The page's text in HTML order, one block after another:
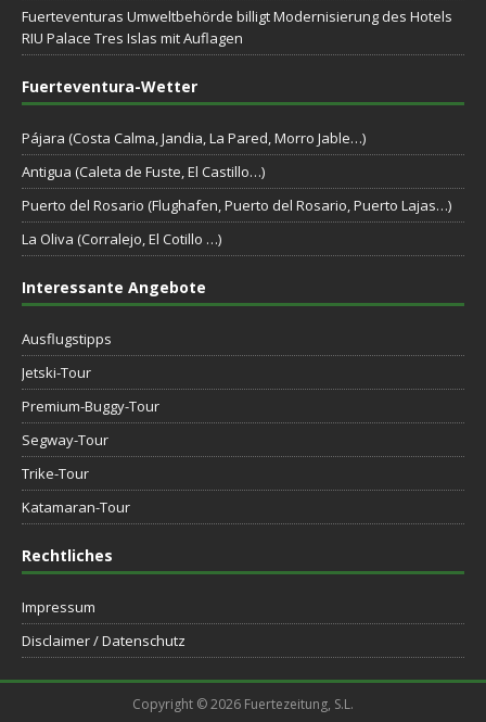
Fuerteventuras Umweltbehörde billigt Modernisierung des Hotels
RIU Palace Tres Islas mit Auflagen
Fuerteventura-Wetter
Pájara (Costa Calma, Jandia, La Pared, Morro Jable…)
Antigua (Caleta de Fuste, El Castillo…)
Puerto del Rosario (Flughafen, Puerto del Rosario, Puerto Lajas…)
La Oliva (Corralejo, El Cotillo …)
Interessante Angebote
Ausflugstipps
Jetski-Tour
Premium-Buggy-Tour
Segway-Tour
Trike-Tour
Katamaran-Tour
Rechtliches
Impressum
Disclaimer / Datenschutz
Copyright © 2026 Fuertezeitung, S.L.